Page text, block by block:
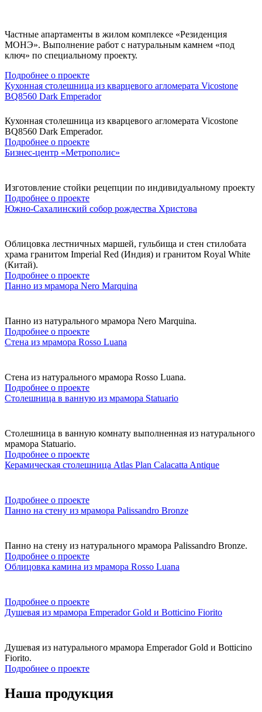
Частные апартаменты в жилом комплексе «Резиденция
МОНЭ». Выполнение работ с натуральным камнем «под
ключ» по специальному проекту.
Подробнее о проекте
Кухонная столешница из кварцевого агломерата Vicostone
BQ8560 Dark Emperador
Кухонная столешница из кварцевого агломерата Vicostone
BQ8560 Dark Emperador.
Подробнее о проекте
Бизнес-центр «Метрополис»
Изготовление стойки рецепции по индивидуальному проекту
Подробнее о проекте
Южно-Сахалинский собор рождества Христова
Облицовка лестничных маршей, гульбища и стен стилобата
храма гранитом Imperial Red (Индия) и гранитом Royal White
(Китай).
Подробнее о проекте
Панно из мрамора Nero Marquina
Панно из натурального мрамора Nero Marquina.
Подробнее о проекте
Стена из мрамора Rosso Luana
Стена из натурального мрамора Rosso Luana.
Подробнее о проекте
Столешница в ванную из мрамора Statuario
Столешница в ванную комнату выполненная из натурального
мрамора Statuario.
Подробнее о проекте
Керамическая столешница Atlas Plan Calacatta Antique
Подробнее о проекте
Панно на стену из мрамора Palissandro Bronze
Панно на стену из натурального мрамора Palissandro Bronze.
Подробнее о проекте
Облицовка камина из мрамора Rosso Luana
Подробнее о проекте
Душевая из мрамора Emperador Gold и Botticino Fiorito
Душевая из натурального мрамора Emperador Gold и Botticino
Fiorito.
Подробнее о проекте
Наша продукция